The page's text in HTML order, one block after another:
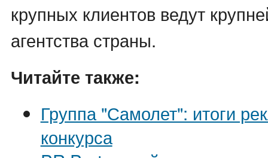
крупных клиентов ведут
агентства страны.
Читайте также:
Группа "Самолет": итоги
конкурса